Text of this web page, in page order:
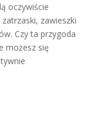
oczywiście
zawieszki
Czy ta przygoda
możesz się